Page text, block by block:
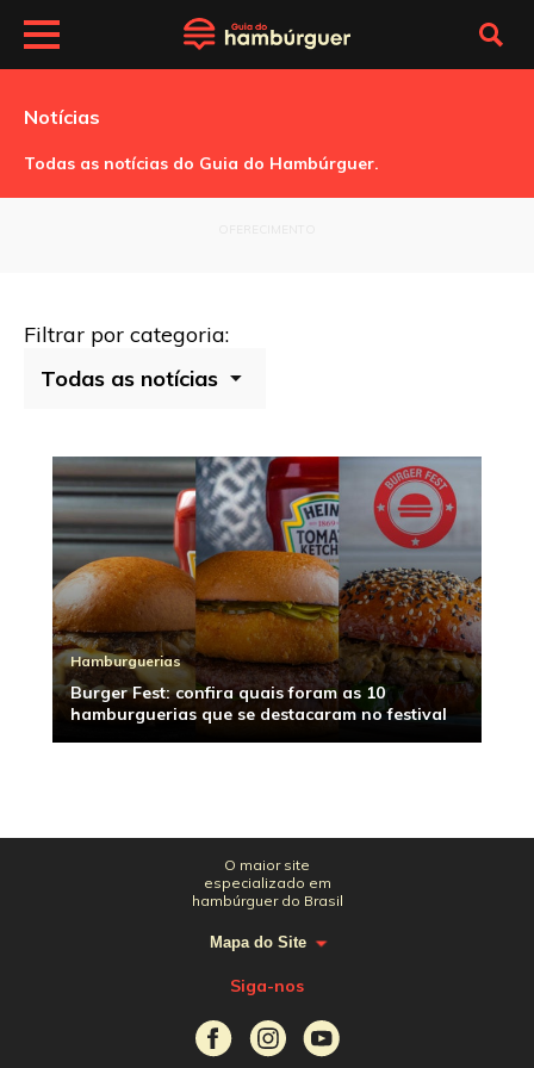
Notícias
Todas as notícias do Guia do Hambúrguer.
Filtrar por categoria:
Hamburguerias
Burger Fest: confira quais foram as 10
hamburguerias que se destacaram no festival
O maior site
especializado em
hambúrguer do Brasil
Mapa do Site
Siga-nos